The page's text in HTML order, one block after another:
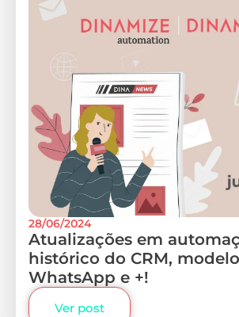
28/06/2024
Atualizações em
histórico do CRM,
WhatsApp e +!
Ver post